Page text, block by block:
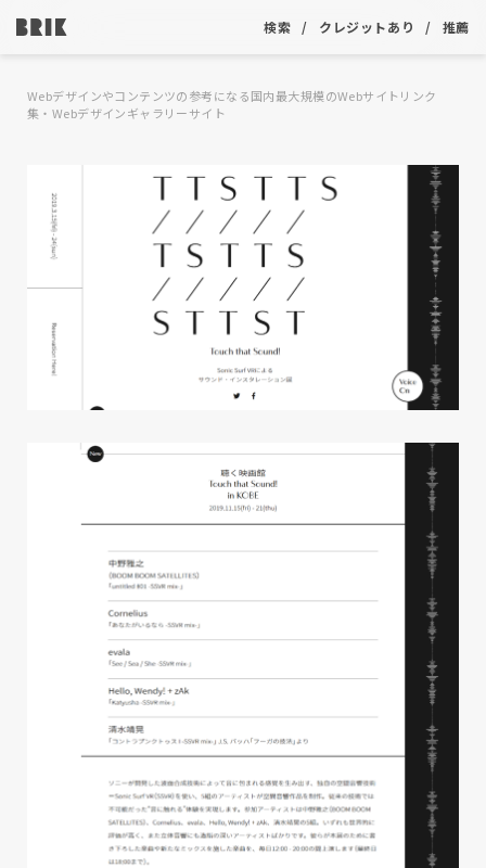
検索 クレジットあり 推薦
Webデザインやコンテンツの参考になる国内最大規模のWebサイトリンク
集・Webデザインギャラリーサイト